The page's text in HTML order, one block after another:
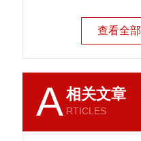
查看全部
A相关文章
RTICLES